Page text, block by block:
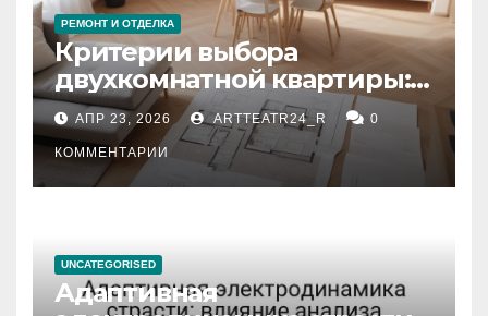
РЕМОНТ И ОТДЕЛКА
Критерии выбора
двухкомнатной квартиры:
планировка, площадь,
состояние и документация
АПР 23, 2026 ARTTEATR24_R 0
КОММЕНТАРИИ
UNCATEGORISED
Адаптивная